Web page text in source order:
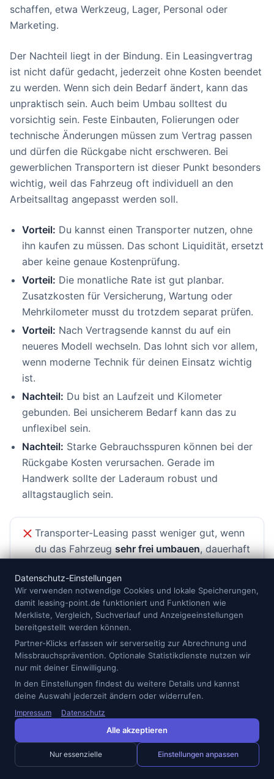
schaffen, etwa Werkzeug, Lager, Personal oder
Marketing.
Der Nachteil liegt in der Bindung. Ein Leasingvertrag
ist nicht dafür gedacht, jederzeit ohne Kosten beendet
zu werden. Wenn sich dein Bedarf ändert, kann das
unpraktisch sein. Auch beim Umbau solltest du
vorsichtig sein. Feste Einbauten, Folierungen oder
technische Änderungen müssen zum Vertrag passen
und dürfen die Rückgabe nicht erschweren. Bei
gewerblichen Transportern ist dieser Punkt besonders
wichtig, weil das Fahrzeug oft individuell an den
Arbeitsalltag angepasst werden soll.
Vorteil: Du kannst einen Transporter nutzen, ohne
ihn kaufen zu müssen. Das schont Liquidität, ersetzt
aber keine genaue Kostenprüfung.
Vorteil: Die monatliche Rate ist gut planbar.
Zusatzkosten für Versicherung, Wartung oder
Mehrkilometer musst du trotzdem separat prüfen.
Vorteil: Nach Vertragsende kannst du auf ein
neueres Modell wechseln. Das lohnt sich vor allem,
wenn moderne Technik für deinen Einsatz wichtig
ist.
Nachteil: Du bist an Laufzeit und Kilometer
gebunden. Bei unsicherem Bedarf kann das zu
unflexibel sein.
Nachteil: Starke Gebrauchsspuren können bei der
Rückgabe Kosten verursachen. Gerade im
Handwerk sollte der Laderaum robust und
alltagstauglich sein.
Transporter-Leasing passt weniger gut, wenn
du das Fahrzeugsehr frei umbauen, dauerhaft
Kilometerleistung nutzen möchtest.
Transporter-Leasing oder Auto-
Abo?
Das Auto-Aboist eine Alternative, wenn du mehr
Flexibilität möchtest oder ein Fahrzeug nur für einen
sind häufig Kosten wie Wartung, Versicherung und Kfz-
Steuer bereits enthalten. Dafür liegt die Monatsrate oft
höher als bei einem klassischen Leasingvertrag. Beim
Leasing ist die Rate meist schlanker, dafür musst du
Datenschutz-Einstellungen
Wir verwenden notwendige Cookies und lokale Speicherungen,
damit leasing-point.de funktioniert und Funktionen wie
Merkliste, Vergleich, Suchverlauf und Anzeigeeinstellungen
bereitgestellt werden können.
Partner-Klicks erfassen wir serverseitig zur Abrechnung und
Missbrauchsprävention. Optionale Statistikdienste nutzen wir
nur mit deiner Einwilligung.
In den Einstellungen findest du weitere Details und kannst
deine Auswahl jederzeit ändern oder widerrufen.
Impressum Datenschutz
Alle akzeptieren
Nur essenzielle Einstellungen anpassen